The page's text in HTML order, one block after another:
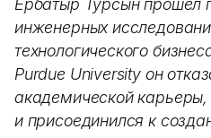
Ербатыр Турсын прошел
инженерных
технологического
Purdue University он
академической
и присоединился к